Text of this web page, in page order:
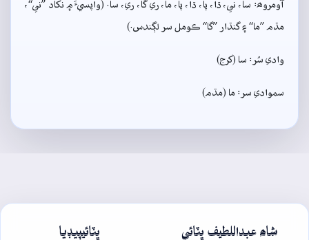
آومروھ: سا، ني، ڌا، پا، ڌا، پا، ما، ري گا، ري، سا. (واپسيءَ ۾ نکاد ”ني“،
مڌم ”ما“ ۽ گنڌار ”گا“ ڪومل سر لڳندس.)
وادي سُر: سا (کرج)
سموادي سر: ما (مڌم)
شاھ عبداللطيف ڀٽائي ڀٽائيپيڊيا